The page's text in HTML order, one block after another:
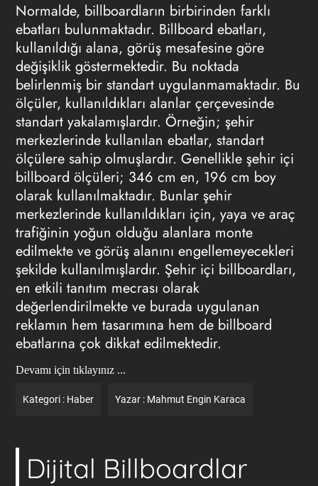
Normalde, billboardların birbirinden farklı
ebatları bulunmaktadır. Billboard ebatları,
kullanıldığı alana, görüş mesafesine göre
değişiklik göstermektedir. Bu noktada
belirlenmiş bir standart uygulanmamaktadır. Bu
ölçüler, kullanıldıkları alanlar çerçevesinde
standart yakalamışlardır. Örneğin; şehir
merkezlerinde kullanılan ebatlar, standart
ölçülere sahip olmuşlardır. Genellikle şehir içi
billboard ölçüleri; 346 cm en, 196 cm boy
olarak kullanılmaktadır. Bunlar şehir
merkezlerinde kullanıldıkları için, yaya ve araç
trafiğinin yoğun olduğu alanlara monte
edilmekte ve görüş alanını engellemeyecekleri
şekilde kullanılmışlardır. Şehir içi billboardları,
en etkili tanıtım mecrası olarak
değerlendirilmekte ve burada uygulanan
reklamın hem tasarımına hem de billboard
ebatlarına çok dikkat edilmektedir.
Devamı için tıklayınız ...
Kategori : Haber Yazar : Mahmut Engin Karaca
Dijital Billboardlar